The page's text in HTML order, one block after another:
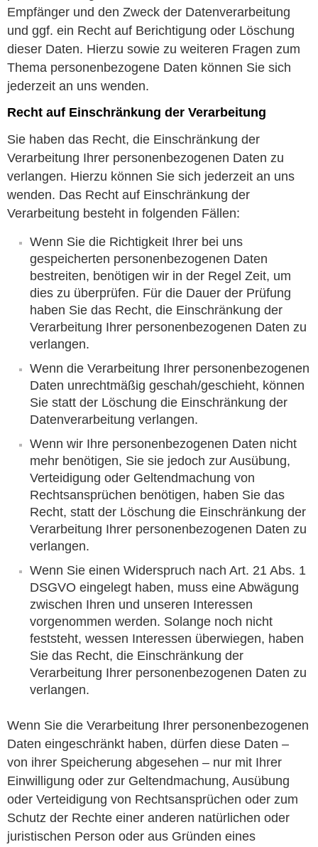
Empfänger und den Zweck der Datenverarbeitung
und ggf. ein Recht auf Berichtigung oder Löschung
dieser Daten. Hierzu sowie zu weiteren Fragen zum
Thema personenbezogene Daten können Sie sich
jederzeit an uns wenden.
Recht auf Einschränkung der Verarbeitung
Sie haben das Recht, die Einschränkung der
Verarbeitung Ihrer personenbezogenen Daten zu
verlangen. Hierzu können Sie sich jederzeit an uns
wenden. Das Recht auf Einschränkung der
Verarbeitung besteht in folgenden Fällen:
Wenn Sie die Richtigkeit Ihrer bei uns
gespeicherten personenbezogenen Daten
bestreiten, benötigen wir in der Regel Zeit, um
dies zu überprüfen. Für die Dauer der Prüfung
haben Sie das Recht, die Einschränkung der
Verarbeitung Ihrer personenbezogenen Daten zu
verlangen.
Wenn die Verarbeitung Ihrer personenbezogenen
Daten unrechtmäßig geschah/geschieht, können
Sie statt der Löschung die Einschränkung der
Datenverarbeitung verlangen.
Wenn wir Ihre personenbezogenen Daten nicht
mehr benötigen, Sie sie jedoch zur Ausübung,
Verteidigung oder Geltendmachung von
Rechtsansprüchen benötigen, haben Sie das
Recht, statt der Löschung die Einschränkung der
Verarbeitung Ihrer personenbezogenen Daten zu
verlangen.
Wenn Sie einen Widerspruch nach Art. 21 Abs. 1
DSGVO eingelegt haben, muss eine Abwägung
zwischen Ihren und unseren Interessen
vorgenommen werden. Solange noch nicht
feststeht, wessen Interessen überwiegen, haben
Sie das Recht, die Einschränkung der
Verarbeitung Ihrer personenbezogenen Daten zu
verlangen.
Wenn Sie die Verarbeitung Ihrer personenbezogenen
Daten eingeschränkt haben, dürfen diese Daten –
von ihrer Speicherung abgesehen – nur mit Ihrer
Einwilligung oder zur Geltendmachung, Ausübung
oder Verteidigung von Rechtsansprüchen oder zum
Schutz der Rechte einer anderen natürlichen oder
juristischen Person oder aus Gründen eines